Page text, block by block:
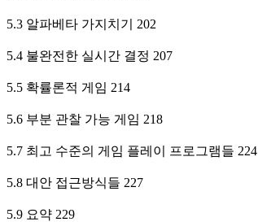
5.3 알파베타 가지치기 202
5.4 불완전한 실시간 결정 207
5.5 확률론적 게임 214
5.6 부분 관찰 가능 게임 218
5.7 최고 수준의 게임 플레이 프로그램들 224
5.8 대안 접근방식들 227
5.9 요약 229